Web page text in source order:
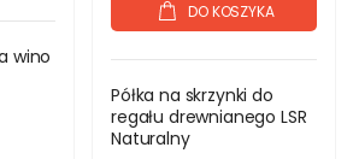
wino
DO KOSZYKA
Półka na skrzynki do
regału drewnianego LSR
Naturalny